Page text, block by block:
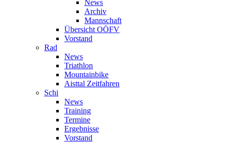
News
Archiv
Mannschaft
Übersicht OÖFV
Vorstand
Rad
News
Triathlon
Mountainbike
Aisttal Zeitfahren
Schi
News
Training
Termine
Ergebnisse
Vorstand